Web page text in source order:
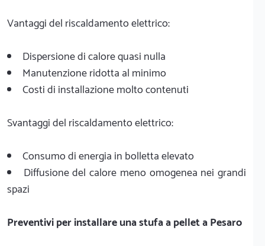
Vantaggi del riscaldamento elettrico:
Dispersione di calore quasi nulla
Manutenzione ridotta al minimo
Costi di installazione molto contenuti
Svantaggi del riscaldamento elettrico:
Consumo di energia in bolletta elevato
Diffusione del calore meno omogenea nei grandi
spazi
Preventivi per installare una stufa a pellet a Pesaro